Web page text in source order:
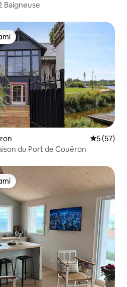
Baigneuse
5 (57)
du Port de Couëron